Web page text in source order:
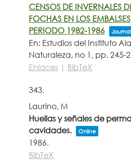
CENSOS DE INVERNALES
FOCHAS EN LOS
PERIODO 1982-1986
En: Estudios del Instituto
Naturaleza, no 1, pp. 245-
Enlaces | BibTeX
343.
Laurino, M
Huellas y señales de
cavidades.
Online
1986.
BibTeX